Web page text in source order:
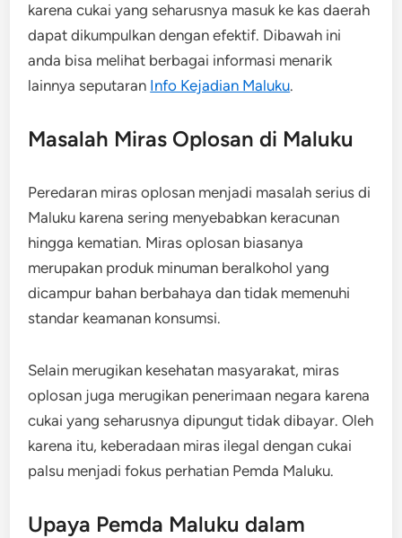
karena cukai yang seharusnya masuk ke kas daerah
dapat dikumpulkan dengan efektif. Dibawah ini
anda bisa melihat berbagai informasi menarik
lainnya seputaran Info Kejadian Maluku.
Masalah Miras Oplosan di Maluku
Peredaran miras oplosan menjadi masalah serius di
Maluku karena sering menyebabkan keracunan
hingga kematian. Miras oplosan biasanya
merupakan produk minuman beralkohol yang
dicampur bahan berbahaya dan tidak memenuhi
standar keamanan konsumsi.
Selain merugikan kesehatan masyarakat, miras
oplosan juga merugikan penerimaan negara karena
cukai yang seharusnya dipungut tidak dibayar. Oleh
karena itu, keberadaan miras ilegal dengan cukai
palsu menjadi fokus perhatian Pemda Maluku.
Upaya Pemda Maluku dalam